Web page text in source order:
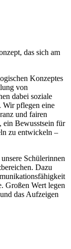
das sich am
Konzeptes
von
dabei soziale
Wir pflegen eine
und fairen
ein Bewusstsein für
zu entwickeln –
Schülerinnen
Dazu
Großen Wert legen
das Aufzeigen